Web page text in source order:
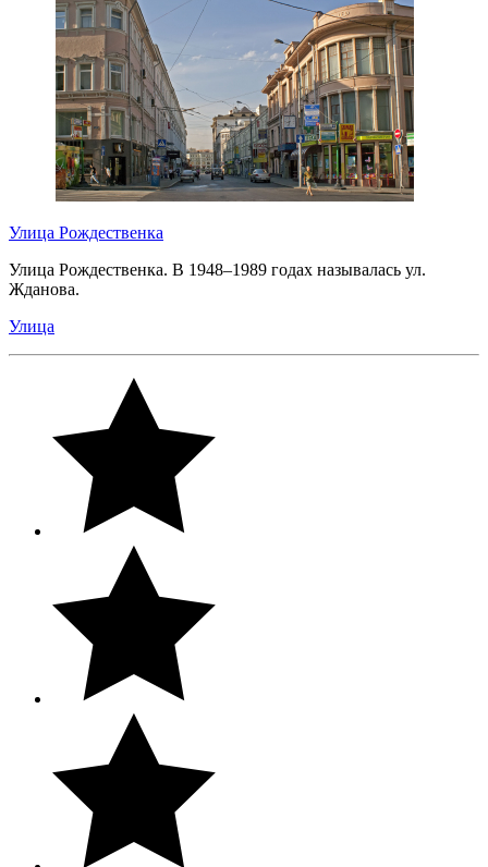
Улица Рождественка
Улица Рождественка. В 1948–1989 годах называлась ул.
Жданова.
Улица